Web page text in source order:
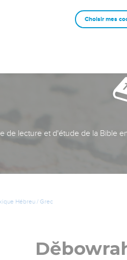
de lecture et d'étude de la Bible
Hébreu / Grec
Choisir mes